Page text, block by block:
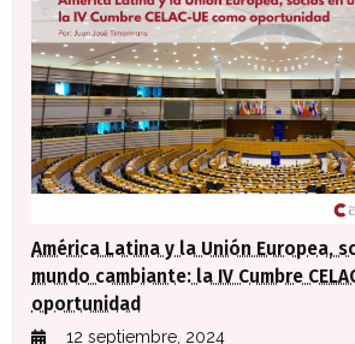
América Latina y la Unión Europea,
mundo cambiante: la IV Cumbre
oportunidad
12 septiembre, 2024